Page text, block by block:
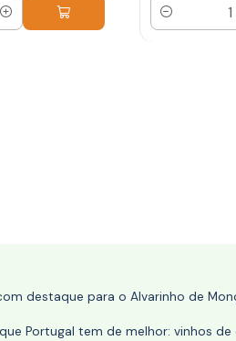
Quantidade
destaque para o Alvarinho de
Portugal tem de melhor: vinhos